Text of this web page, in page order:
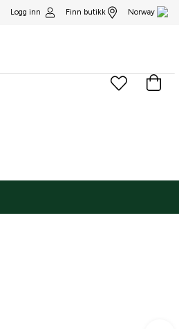
Logg inn Finn butikk Norway